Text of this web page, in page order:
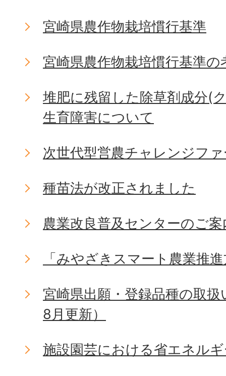
宮崎県農作物栽培慣行基準
宮崎県農作物栽培慣行基準の
堆肥に残留した除草剤成分(
生育障害について
次世代型営農チャレンジフ
種苗法が改正されました
農業改良普及センターのご案
「みやざきスマート農業推
宮崎県出願・登録品種の取
8月更新）
施設園芸における省エネル